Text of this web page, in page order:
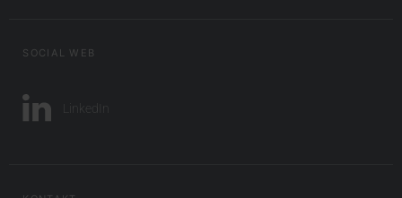
SOCIAL WEB
LinkedIn